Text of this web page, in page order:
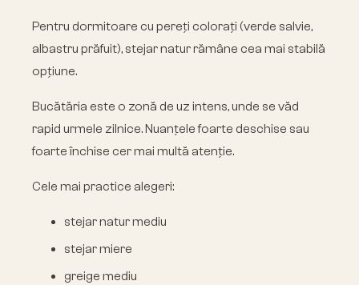
Pentru dormitoare cu pereți colorați (verde salvie,
albastru prăfuit), stejar natur rămâne cea mai stabilă
opțiune.
Bucătăria este o zonă de uz intens, unde se văd
rapid urmele zilnice. Nuanțele foarte deschise sau
foarte închise cer mai multă atenție.
Cele mai practice alegeri:
stejar natur mediu
stejar miere
greige mediu